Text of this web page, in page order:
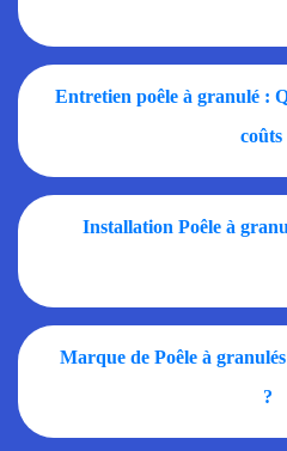
Entretien poêle à granulé :
coûts
Installation Poêle à
Marque de Poêle à
?